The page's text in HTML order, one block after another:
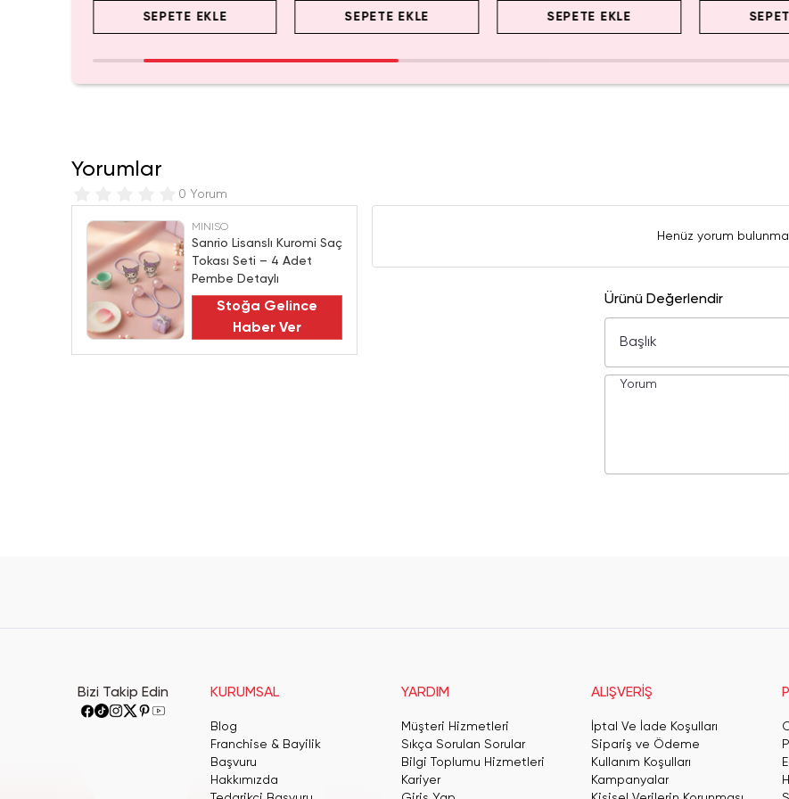
SEPETE EKLE SEPETE EKLE SEPETE EKLE
Yorumlar
0 Yorum
MINISO
Sanrio Lisanslı Kuromi Saç
Tokası Seti – 4 Adet
Pembe Detaylı
Stoğa Gelince
Haber Ver
Henüz yorum
Ürünü Değerlendir
Bizi Takip Edin KURUMSAL
Blog
Franchise & Bayilik
Başvuru
Hakkımızda
YARDIM
Müşteri Hizmetleri
Sıkça Sorulan Sorular
Bilgi Toplumu Hizmetleri
Kariyer
ALIŞVERİŞ
İptal Ve İade Koşulları
Sipariş ve Ödeme
Kullanım Koşulları
Kampanyalar